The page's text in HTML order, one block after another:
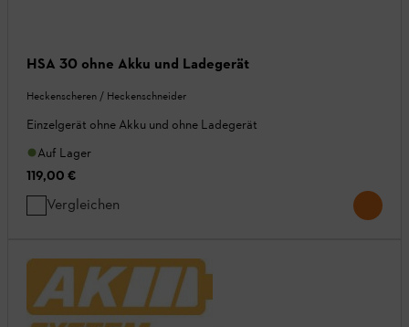
HSA 30 ohne Akku und Ladegerät
Heckenscheren / Heckenschneider
Einzelgerät ohne Akku und ohne Ladegerät
Auf Lager
119,00 €
Vergleichen